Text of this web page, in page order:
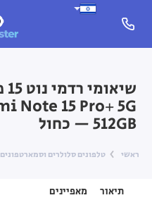
512GB — כחול
ראשי טלפונים סלולרים וסמארטפונים
תיאור מאפיינים